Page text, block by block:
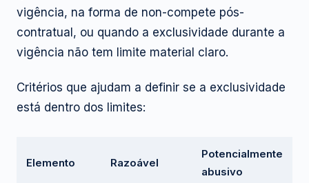
vigência, na forma de non-compete pós-
contratual, ou quando a exclusividade durante a
vigência não tem limite material claro.
Critérios que ajudam a definir se a exclusividade
está dentro dos limites:
Elemento Razoável
Potencialmente
abusivo